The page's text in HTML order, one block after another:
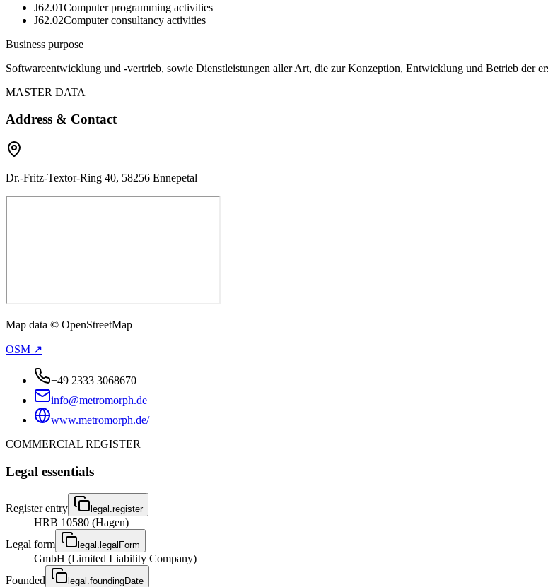
J62.01Computer programming activities
J62.02Computer consultancy activities
Business purpose
Softwareentwicklung und -vertrieb, sowie Dienstleistungen aller Art, die zur Konzeption, Entwicklung und Betrieb der
MASTER DATA
Address & Contact
Dr.-Fritz-Textor-Ring 40, 58256 Ennepetal
Map data © OpenStreetMap
OSM ↗
+49 2333 3068670
info@metromorph.de
www.metromorph.de/
COMMERCIAL REGISTER
Legal essentials
Register entry legal.register
HRB 10580 (Hagen)
Legal form
legal.legalForm
GmbH (Limited Liability Company)
Founded
legal.foundingDate